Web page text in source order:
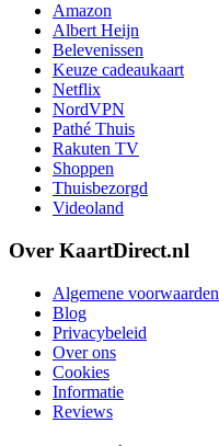
Amazon
Albert Heijn
Belevenissen
Keuze cadeaukaart
Netflix
NordVPN
Pathé Thuis
Rakuten TV
Shoppen
Thuisbezorgd
Videoland
Over KaartDirect.nl
Algemene voorwaarden
Blog
Privacybeleid
Over ons
Cookies
Informatie
Reviews